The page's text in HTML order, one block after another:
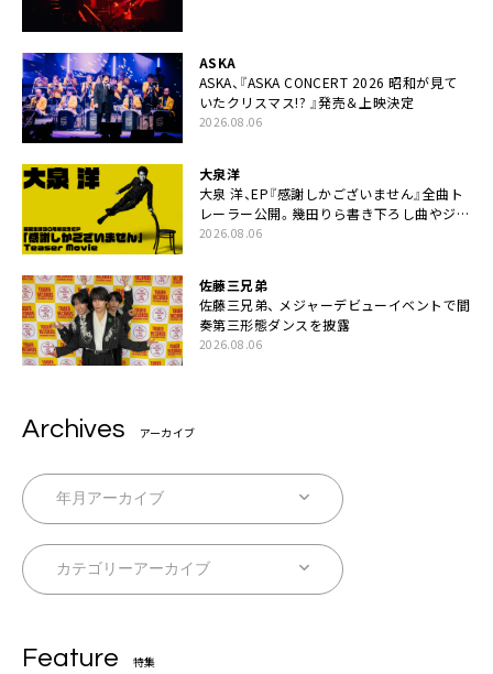
ASKA
ASKA、『ASKA CONCERT 2026 昭和が見て
いたクリスマス!? 』発売＆上映決定
2026.08.06
大泉洋
大泉 洋、EP『感謝しかございません』全曲ト
レーラー公開。幾田りら書き下ろし曲やジャ
ズピアニスト・小曽根真による提供曲のレコ
2026.08.06
佐藤三兄弟
佐藤三兄弟、 メジャーデビューイベントで間
奏第三形態ダンスを披露
2026.08.06
Archives アーカイブ
Feature 特集